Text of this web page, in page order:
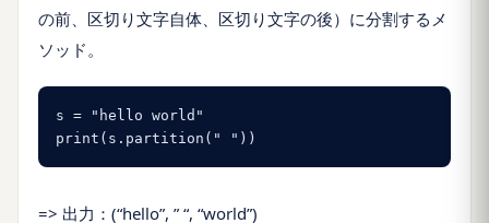
の前、区切り文字自体、区切り文字の後）に分割するメ
ソッド。
s = "hello world"
print(s.partition(" "))
=> 出力：(“hello”, ” “, “world”)